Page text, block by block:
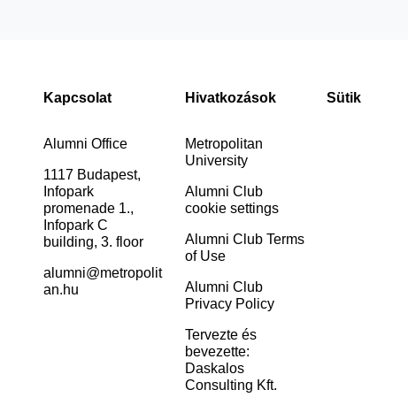
Kapcsolat
Alumni Office
1117 Budapest,
Infopark
promenade 1.,
Infopark C
building, 3. floor
alumni@metropolit
an.hu
Hivatkozások
Metropolitan
University
Alumni Club
cookie settings
Alumni Club Terms
of Use
Alumni Club
Privacy Policy
Tervezte és
bevezette:
Daskalos
Consulting Kft.
Sütik